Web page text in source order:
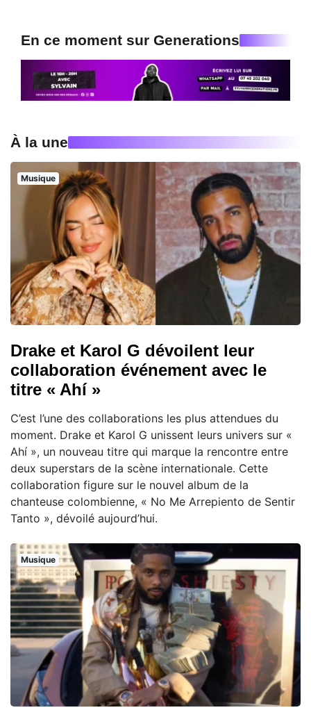
En ce moment sur Generations
À la une
Musique
Drake et Karol G dévoilent leur
collaboration événement avec le
titre « Ahí »
C’est l’une des collaborations les plus attendues du
moment. Drake et Karol G unissent leurs univers sur «
Ahí », un nouveau titre qui marque la rencontre entre
deux superstars de la scène internationale. Cette
collaboration figure sur le nouvel album de la
chanteuse colombienne, « No Me Arrepiento de Sentir
Tanto », dévoilé aujourd’hui.
Musique